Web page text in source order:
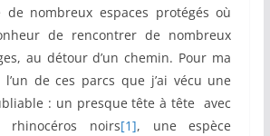
de nombreux espaces protégés où
de rencontrer de nombreux
au détour d’un chemin. Pour ma
l’un de ces parcs que j’ai vécu une
: un presque tête à tête avec
noirs[1], une espèce